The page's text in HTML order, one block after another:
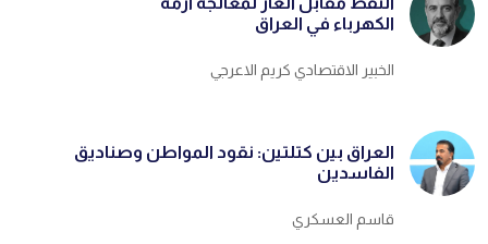
الكهرباء في العراق
الخبير الاقتصادي كريم الاعرجي
العراق بين كتلتين: نقود المواطن وصناديق
الفاسدين
قاسم العسكري